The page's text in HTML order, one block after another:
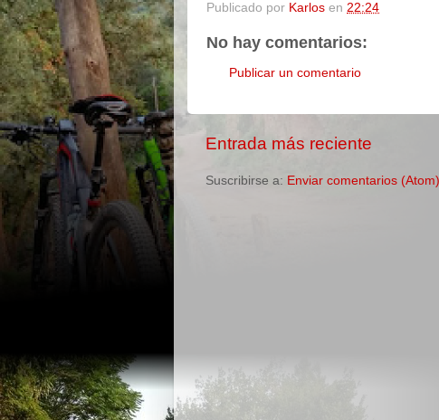
Publicado por Karlos en 22:24
No hay comentarios:
Publicar un comentario
Entrada más reciente
Suscribirse a: Enviar comentarios (Atom)